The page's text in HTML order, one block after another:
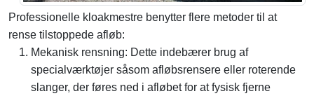
Professionelle kloakmestre benytter flere metoder til at
rense tilstoppede afløb:
Mekanisk rensning: Dette indebærer brug af
specialværktøjer såsom afløbsrensere eller roterende
slanger, der føres ned i afløbet for at fysisk fjerne